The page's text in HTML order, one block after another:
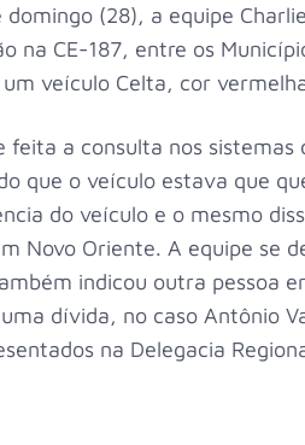
(28), a equipe
na CE-187, entre os
veículo Celta, cor
feita a consulta nos sistemas
que o veículo estava que
do veículo e o mesmo
Novo Oriente. A equipe se
indicou outra pessoa
dívida, no caso Antônio
na Delegacia